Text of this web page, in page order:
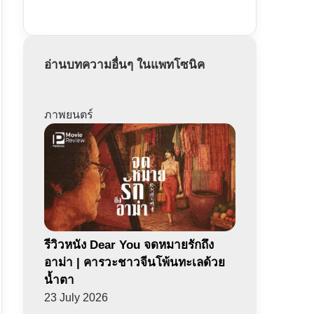
อ่านบทความอื่นๆ ในแพทโซนิค
ภาพยนตร์
รีวิวหนัง Dear You จดหมายรักถึง
อาม่า | คารวะชาวจีนโพ้นทะเลด้วย
น้ำตา
23 July 2026